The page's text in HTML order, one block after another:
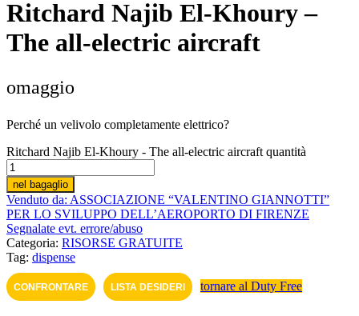
Ritchard Najib El-Khoury –
The all-electric aircraft
omaggio
Perché un velivolo completamente elettrico?
Ritchard Najib El-Khoury - The all-electric aircraft quantità
nel bagaglio
Venduto da: ASSOCIAZIONE “VALENTINO GIANNOTTI”
PER LO SVILUPPO DELL’AEROPORTO DI FI­RENZE
Segnalate evt. errore/abuso
Categoria: RISORSE GRATUITE
Tag: dispense
CONFRONTARE LISTA DESIDERI tornare al Duty Free